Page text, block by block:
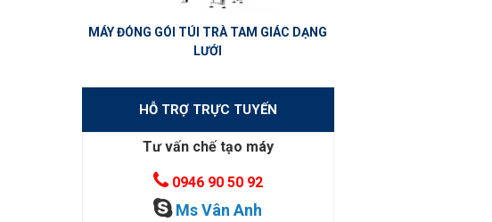
MÁY ĐÓNG GÓI TÚI TRÀ TAM GIÁC DẠNG
LƯỚI
HỖ TRỢ TRỰC TUYẾN
Tư vấn chế tạo máy
0946 90 50 92
Ms Vân Anh